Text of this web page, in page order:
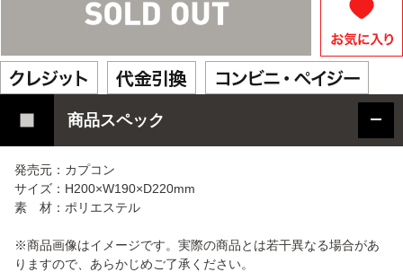
商品スペック
発売元：カプコン
サイズ：H200×W190×D220mm
素 材：ポリエステル
※商品画像はイメージです。実際の商品とは若干異なる場合があ
りますので、あらかじめご了承ください。